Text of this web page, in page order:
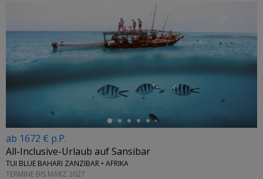
←
ab 1672 € p.P.
All-Inclusive-Urlaub auf Sansibar
TUI BLUE BAHARI ZANZIBAR • AFRIKA
TERMINE BIS MÄRZ 2027